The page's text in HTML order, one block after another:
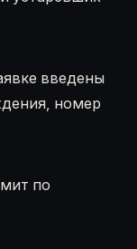
введены
номер
по